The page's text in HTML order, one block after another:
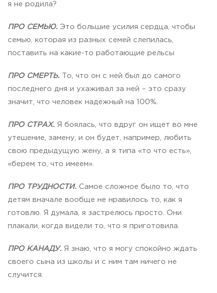
я не родила?
ПРО СЕМЬЮ. Это большие усилия сердца, чтобы
семью, которая из разных семей слепилась,
поставить на какие-то работающие рельсы
ПРО СМЕРТЬ. То, что он с ней был до самого
последнего дня и ухаживал за ней – это сразу
значит, что человек надежный на 100%.
ПРО СТРАХ. Я боялась, что вдруг он ищет во мне
утешение, замену, и он будет, например, любить
свою предыдущую жену, а я типа «то что есть»,
«берем то, что имеем».
ПРО ТРУДНОСТИ. Самое сложное было то, что
детям вначале вообще не нравилось то, как я
готовлю. Я думала, я застрелюсь просто. Они
плакали, когда видели то, что я приготовила.
ПРО КАНАДУ. Я знаю, что я могу спокойно ждать
своего сына из школы и с ним там ничего не
случится.